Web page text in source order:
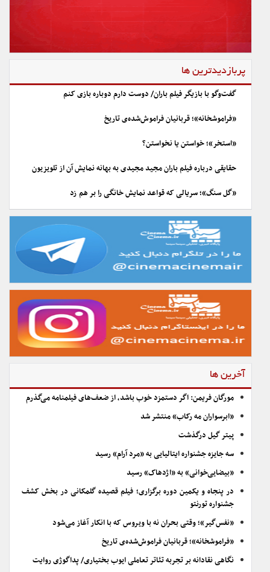
پربازدیدترین ها
گفت‌وگو با بازیگر فیلم باران/ دوست دارم دوباره بازی کنم
«فراموشخانه»؛ قربانیان فراموش‌شده‌ی تاریخ
«استخر»؛ خواستن یا نخواستن؟
حقایقی درباره فیلم باران مجید مجیدی به بهانه نمایش آن از تلویزیون
«گل سنگ»؛ سریالی که قواعد نمایش خانگی را بر هم زد
آخرین ها
مورگان فریمن: اگر دستمزد خوب باشد، از ضعف‌های فیلمنامه می‌گذرم
«ابرسواران مه رکاب» منتشر شد
پیتر گیل درگذشت
سه جایزه جشنواره ایتالیایی به «مرد آرام» رسید
«بیضایی‌خوانی» به «اژدهاک» رسید
در پنجاه و یکمین دوره برگزاری؛ فیلم قصیده گلمکانی در بخش کشف
جشنواره تورنتو
«نفس‌گیر»؛ وقتی بحران نه با ویروس که با انکار آغاز می‌شود
«فراموشخانه»؛ قربانیان فراموش‌شده‌ی تاریخ
نگاهی نقادانه بر تجربه تئاتر تعاملی ایوب بختیاری/ پداگوژی روایت